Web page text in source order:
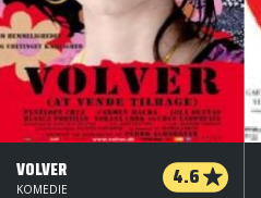
VOLVER 4.6
KOMEDIE